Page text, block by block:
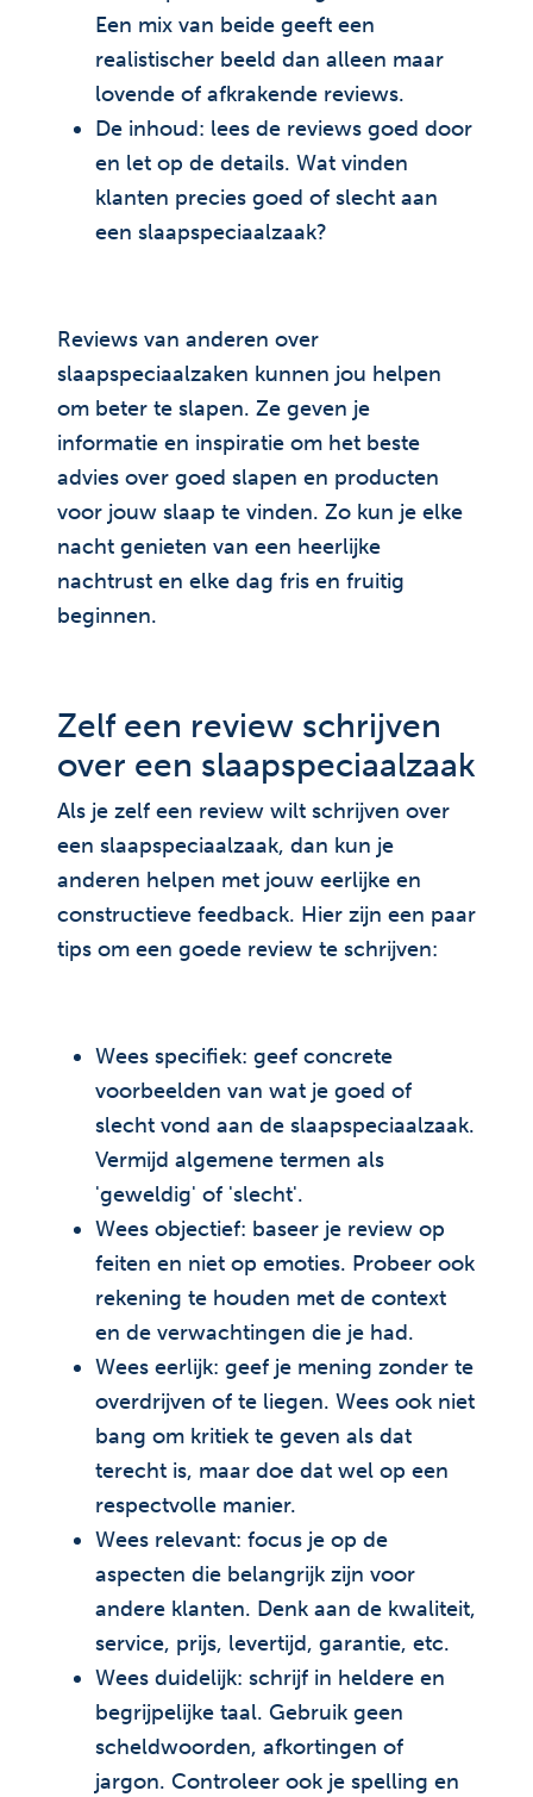
Een mix van beide geeft een
realistischer beeld dan alleen maar
lovende of afkrakende reviews.
De inhoud: lees de reviews goed door
en let op de details. Wat vinden
klanten precies goed of slecht aan
een slaapspeciaalzaak?
Reviews van anderen over
slaapspeciaalzaken kunnen jou helpen
om beter te slapen. Ze geven je
informatie en inspiratie om het beste
advies over goed slapen en producten
voor jouw slaap te vinden. Zo kun je elke
nacht genieten van een heerlijke
nachtrust en elke dag fris en fruitig
beginnen.
Zelf een review schrijven
over een slaapspeciaalzaak
Als je zelf een review wilt schrijven over
een slaapspeciaalzaak, dan kun je
anderen helpen met jouw eerlijke en
constructieve feedback. Hier zijn een paar
tips om een goede review te schrijven:
Wees specifiek: geef concrete
voorbeelden van wat je goed of
slecht vond aan de slaapspeciaalzaak.
Vermijd algemene termen als
'geweldig' of 'slecht'.
Wees objectief: baseer je review op
feiten en niet op emoties. Probeer ook
rekening te houden met de context
en de verwachtingen die je had.
Wees eerlijk: geef je mening zonder te
overdrijven of te liegen. Wees ook niet
bang om kritiek te geven als dat
terecht is, maar doe dat wel op een
respectvolle manier.
Wees relevant: focus je op de
aspecten die belangrijk zijn voor
andere klanten. Denk aan de kwaliteit,
service, prijs, levertijd, garantie, etc.
Wees duidelijk: schrijf in heldere en
begrijpelijke taal. Gebruik geen
scheldwoorden, afkortingen of
jargon. Controleer ook je spelling en